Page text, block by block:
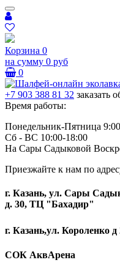
Корзина 0
на сумму 0 руб
0
+7 903 388 81 32 заказать
Время работы:
Понедельник-Пятница
Сб - ВС 10:00-18:00
На Сары Садыковой
Приезжайте к нам по
г. Казань, ул. Сары
д. 30, ТЦ "Бахадир"
г. Казань,ул. Короленко д
СОК АквАрена